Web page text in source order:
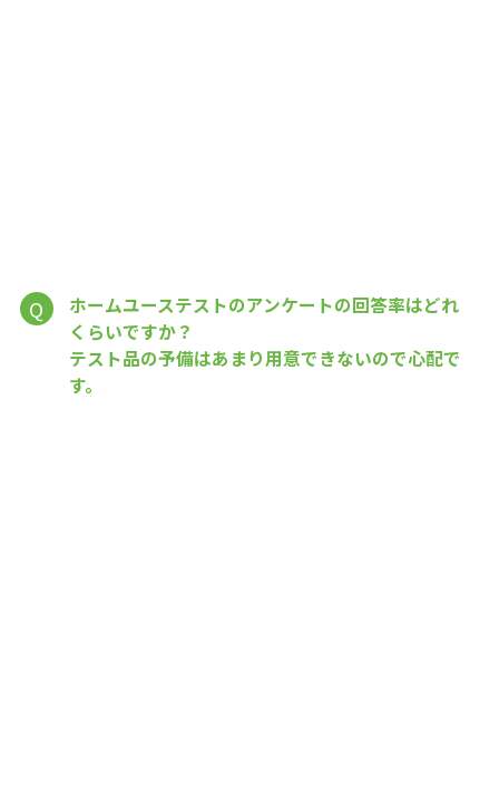
Q
ホームユーステストのアンケートの回答率はどれ
くらいですか？
テスト品の予備はあまり用意できないので心配で
す。